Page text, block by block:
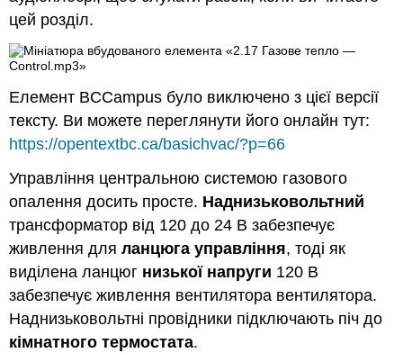
цей розділ.
Елемент BCCampus було виключено з цієї версії
тексту. Ви можете переглянути його онлайн тут:
https://opentextbc.ca/basichvac/?p=66
Управління центральною системою газового
опалення досить просте. Наднизьковольтний
трансформатор від 120 до 24 В забезпечує
живлення дляланцюга управління, тоді як
виділена ланцюг низької напруги 120 В
забезпечує живлення вентилятора вентилятора.
Наднизьковольтні провідники підключають піч до
кімнатного термостата.